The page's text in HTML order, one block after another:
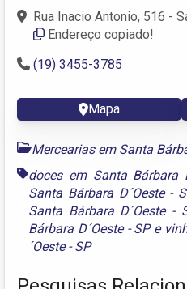
Rua Inacio Antonio, 516 -
Endereço copiado!
(19) 3455-3785
Mapa
Mercearias em Santa
doces em Santa Bárbara
Santa Bárbara D´Oeste -
Santa Bárbara D´Oeste -
Bárbara D´Oeste - SPe
´Oeste - SP